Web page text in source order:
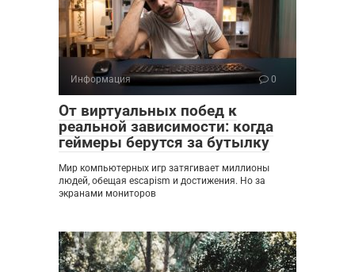
Информация 0
От виртуальных побед к
реальной зависимости: когда
геймеры берутся за бутылку
Мир компьютерных игр затягивает миллионы
людей, обещая escapism и достижения. Но за
экранами мониторов